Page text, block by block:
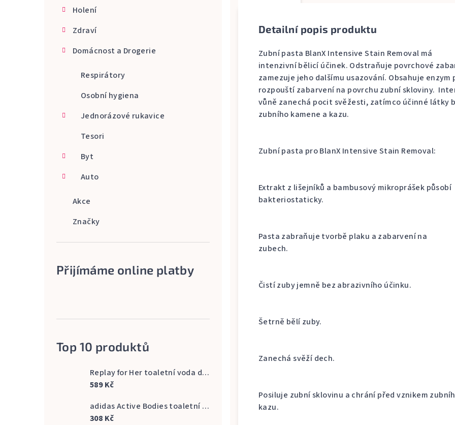
Holení
Zdraví
Domácnost a Drogerie
Respirátory
Osobní hygiena
Jednorázové rukavice
Tesori
Byt
Auto
Akce
Značky
Přijímáme online platby
Top 10 produktů
Replay for Her toaletní voda dámská 60 ml
589 Kč
adidas Active Bodies toaletní voda pánská 100 ml
308 Kč
Detailní popis produktu
Zubní pasta BlanX Intensive Stain Removal má
intenzivní bělicí účinek. Odstraňuje povrchové
zamezuje jeho dalšímu usazování. Obsahuje
rozpouští zabarvení na povrchu zubní skloviny.
vůně zanechá pocit svěžesti, zatímco účinné látky
zubního kamene a kazu.
Zubní pasta pro BlanX Intensive Stain Removal:
Extrakt z lišejníků a bambusový mikroprášek působí
bakteriostaticky.
Pasta zabraňuje tvorbě plaku a zabarvení na
zubech.
Čistí zuby jemně bez abrazivního účinku.
Šetrně bělí zuby.
Zanechá svěží dech.
Posiluje zubní sklovinu a chrání před vznikem
kazu.